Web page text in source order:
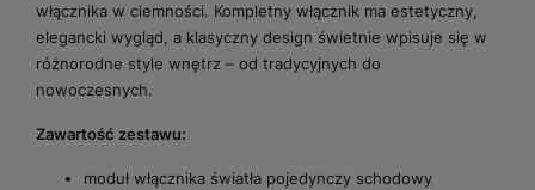
włącznika w ciemności. Kompletny włącznik ma estetyczny,
elegancki wygląd, a klasyczny design świetnie wpisuje się w
różnorodne style wnętrz – od tradycyjnych do
nowoczesnych.
Zawartość zestawu:
moduł włącznika światła pojedynczy schodowy